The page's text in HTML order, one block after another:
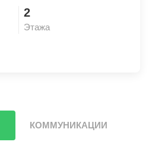
2
Этажа
КОММУНИКАЦИИ